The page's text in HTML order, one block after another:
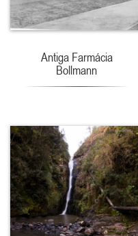
Antiga Farmácia
Bollmann